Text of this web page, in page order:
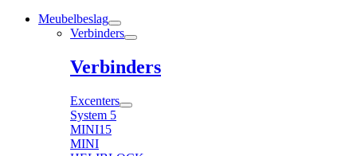
Meubelbeslag
Verbinders
Verbinders
Excenters
System 5
MINI15
MINI